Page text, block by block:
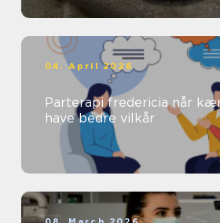
04. April 2026
Parterapi fredericia når kærligheden skal
have bedre vilkår